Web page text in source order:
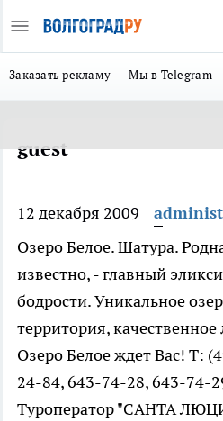
Заказать рекламу Мы в Telegram
guest
12 декабря 2009
Озеро Белое. Шатура.
известно, - главный
бодрости. Уникальное
территория,
Озеро Белое ждет Вас! Т:
24-84, 643-74-28, 643-74-
Туроператор "САНТА